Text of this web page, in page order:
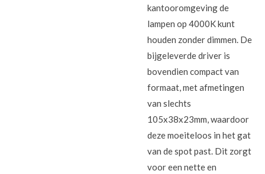
kantooromgeving de
lampen op 4000K kunt
houden zonder dimmen. De
bijgeleverde driver is
bovendien compact van
formaat, met afmetingen
van slechts
105x38x23mm, waardoor
deze moeiteloos in het gat
van de spot past. Dit zorgt
voor een nette en